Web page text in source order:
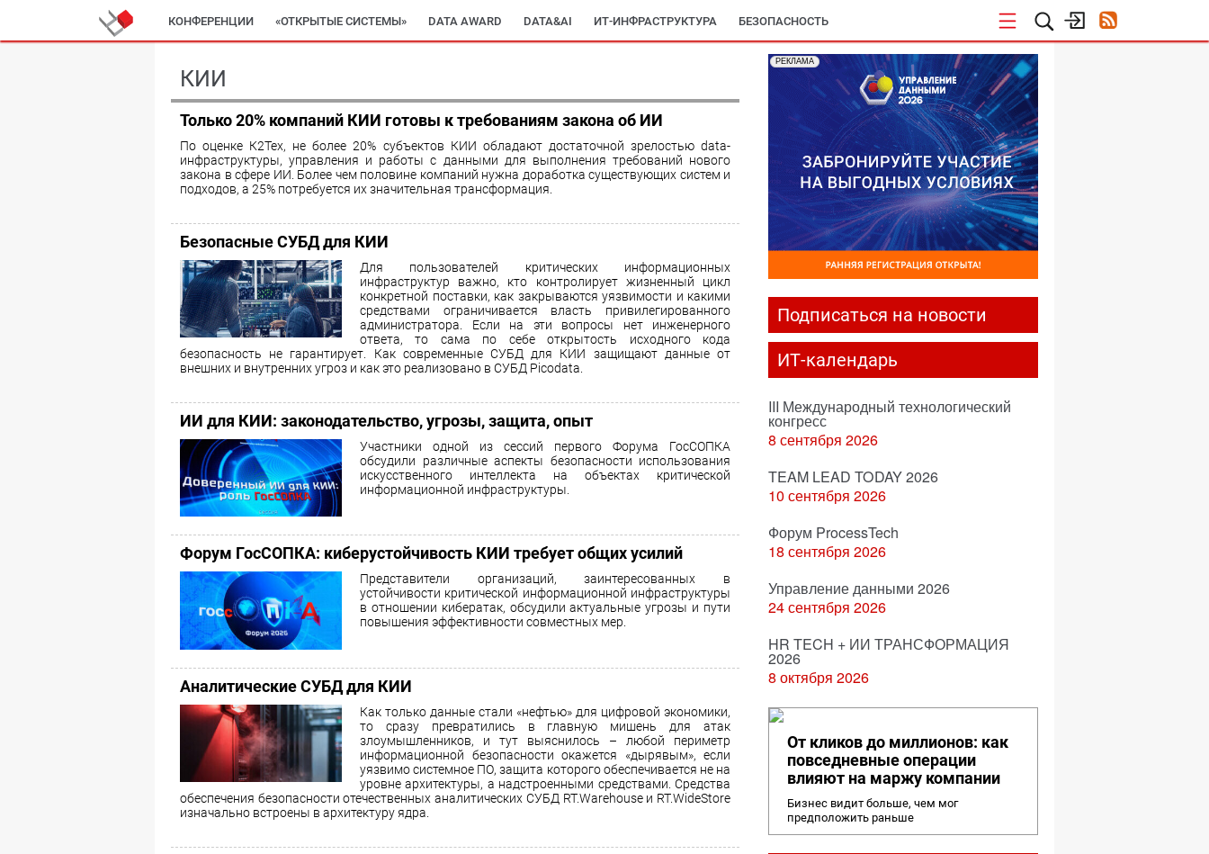
КОНФЕРЕНЦИИ «ОТКРЫТЫЕ СИСТЕМЫ» DATA AWARD DATA&AI ИТ-ИНФРАСТРУКТУРА БЕЗОПАСНОСТЬ
КИИ
Только 20% компаний КИИ готовы к требованиям закона об ИИ
По оценке К2Тех, не более 20% субъектов КИИ обладают достаточной зрелостью data-
инфраструктуры, управления и работы с данными для выполнения требований нового
закона в сфере ИИ. Более чем половине компаний нужна доработка существующих систем и
подходов, а 25% потребуется их значительная трансформация.
Безопасные СУБД для КИИ
Для пользователей критических информационных
инфраструктур важно, кто контролирует жизненный цикл
конкретной поставки, как закрываются уязвимости и какими
средствами ограничивается власть привилегированного
администратора. Если на эти вопросы нет инженерного
ответа, то сама по себе открытость исходного кода
безопасность не гарантирует. Как современные СУБД для КИИ защищают данные от
внешних и внутренних угроз и как это реализовано в СУБД Picodata.
ИИ для КИИ: законодательство, угрозы, защита, опыт
Участники одной из сессий первого Форума ГосСОПКА
обсудили различные аспекты безопасности использования
искусственного интеллекта на объектах критической
информационной инфраструктуры.
Форум ГосСОПКА: киберустойчивость КИИ требует общих усилий
Представители организаций, заинтересованных в
устойчивости критической информационной инфраструктуры
в отношении кибератак, обсудили актуальные угрозы и пути
повышения эффективности совместных мер.
Аналитические СУБД для КИИ
Как только данные стали «нефтью» для цифровой экономики,
то сразу превратились в главную мишень для атак
злоумышленников, и тут выяснилось – любой периметр
информационной безопасности окажется «дырявым», если
уязвимо системное ПО, защита которого обеспечивается не на
уровне архитектуры, а надстроенными средствами. Средства
обеспечения безопасности отечественных аналитических СУБД RT.Warehouse и RT.WideStore
изначально встроены в архитектуру ядра.
РЕКЛАМА
Подписаться на новости
ИТ-календарь
III Международный технологический
конгресс
8 сентября 2026
TEAM LEAD TODAY 2026
10 сентября 2026
Форум ProcessTech
18 сентября 2026
Управление данными 2026
24 сентября 2026
HR TECH + ИИ ТРАНСФОРМАЦИЯ
2026
8 октября 2026
От кликов до миллионов: как
повседневные операции
влияют на маржу компании
Бизнес видит больше, чем мог
предположить раньше